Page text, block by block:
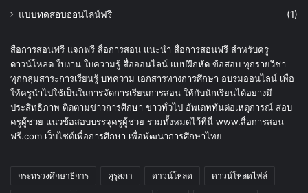
แบบทดสอบออนไลน์ฟรี
(1)
สื่อการสอนฟรี แจกฟรี สื่อการสอน แนะนำ สื่อการสอนฟรี สำหรับครู
ดาวน์โหลด ใบงาน ใบความรู้ สื่อออนไลน์ แบบฝึกหัด ข้อสอบ ทุกรายวิชา
ทุกกลุ่มสาระการเรียนรู้ บทความ เอกสารทางการศึกษา อบรมออนไลน์ เพื่อ
ให้ครูนำไปใช้เป็นในการจัดการเรียนการสอน ให้กับนักเรียนได้อย่างมี
ประสิทธิภาพ ติดตามข่าวการศึกษา ข่าวทั่วไป อัพเดททันต่อเหตุการณ์ สอบ
ครูผู้ช่วย แนวข้อสอบบรรจุครูผู้ช่วย รวมทั้งหมดไว้ที่นี่ www.สื่อการสอน
ฟรี.com เว็บไซต์เพื่อการศึกษา เพื่อพัฒนาการศึกษาไทย
กระทรวงศึกษาธิการ คุรุสภา ดาวน์โหลด ดาวน์โหลดไฟล์